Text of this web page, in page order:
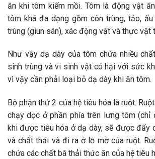
ăn khi tôm kiếm mồi. Tôm là động vật
tôm khá đa dạng gồm côn trùng, tảo,
trùng (giun sán), xác động vật và thực vật
Như vậy dạ dày của tôm chứa nhiều
sinh trùng và vi sinh vật có hại với sức
vì vậy cần phải loại bỏ dạ dày khi ăn tôm.
Bộ phận thứ 2 của hệ tiêu hóa là ruột.
chạy dọc ở phần phía trên lưng tôm (chỉ
khi được tiêu hóa ở dạ dày, sẽ được đẩy
và chất thải và đi ra ở lỗ mở của ruột.
chứa các chất bã thải thức ăn của hệ tiêu